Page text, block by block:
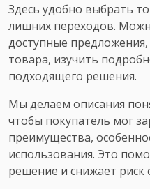
Здесь удобно выбрать
лишних переходов.
доступные
товара, изучить
подходящего решения.
Мы делаем описания
чтобы покупатель мог
преимущества,
использования. Это
решение и снижает